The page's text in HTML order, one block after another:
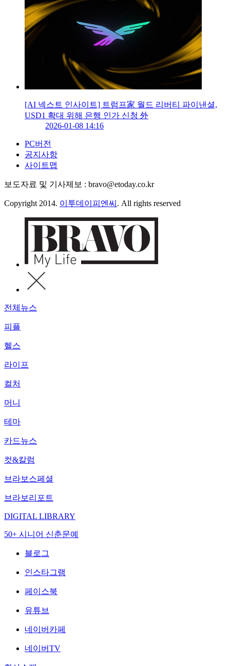
[AI 넥스트 인사이트] 트럼프家 월드 리버티 파이낸셜,
USD1 확대 위해 은행 인가 신청 外
2026-01-08 14:16
PC버전
공지사항
사이트맵
보도자료 및 기사제보 : bravo@etoday.co.kr
Copyright 2014. 이투데이피엔씨 . All rights reserved
전체뉴스
피플
헬스
라이프
컬처
머니
테마
카드뉴스
컷&칼럼
브라보스페셜
브라보리포트
DIGITAL LIBRARY
50+ 시니어 신춘문예
블로그
인스타그램
페이스북
유튜브
네이버카페
네이버TV